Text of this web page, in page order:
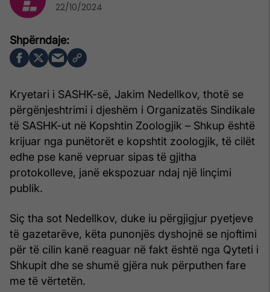
Kryetari i SASHK-së, Jakim Nedellkov, thotë se
përgënjeshtrimi i djeshëm i Organizatës Sindikale
të SASHK-ut në Kopshtin Zoologjik – Shkup është
krijuar nga punëtorët e kopshtit zoologjik, të cilët
edhe pse kanë vepruar sipas të gjitha
protokolleve, janë ekspozuar ndaj një linçimi
publik.
Siç tha sot Nedellkov, duke iu përgjigjur pyetjeve
të gazetarëve, këta punonjës dyshojnë se njoftimi
për të cilin kanë reaguar në fakt është nga Qyteti i
Shkupit dhe se shumë gjëra nuk përputhen fare
me të vërtetën.
22/10/2024